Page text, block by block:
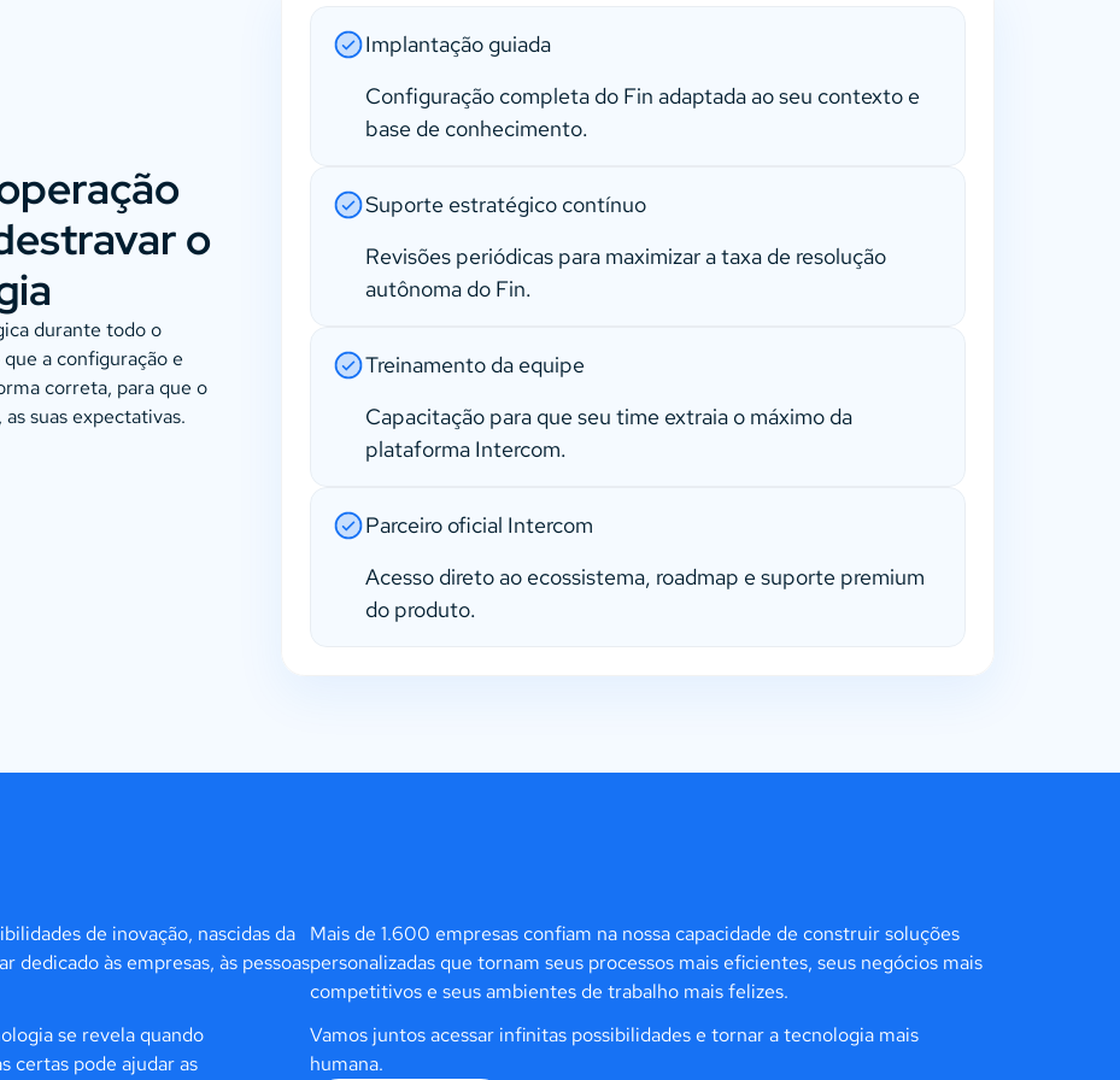
o
durante todo o
a configuração e
correta, para que o
suas expectativas.
Implantação guiada
Configuração completa do Fin adaptada ao seu contexto e
base de conhecimento.
Suporte estratégico contínuo
Revisões periódicas para maximizar a taxa de resolução
autônoma do Fin.
Treinamento da equipe
Capacitação para que seu time extraia o máximo da
plataforma Intercom.
Parceiro oficial Intercom
Acesso direto ao ecossistema, roadmap e suporte premium
do produto.
de inovação, nascidas da
às empresas, às pessoas
se revela quando
certas pode ajudar as
Mais de 1.600 empresas confiam na nossa capacidade de construir soluções
personalizadas que tornam seus processos mais eficientes, seus negócios mais
competitivos e seus ambientes de trabalho mais felizes.
Vamos juntos acessar infinitas possibilidades e tornar a tecnologia mais
humana.